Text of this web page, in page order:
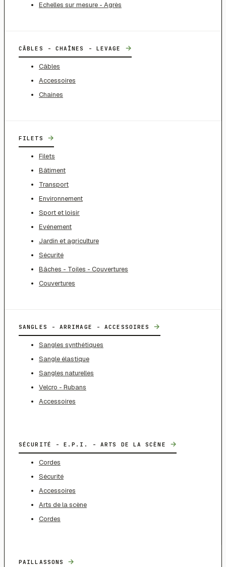
Echelles sur mesure - Agrès
CÂBLES - CHAÎNES - LEVAGE →
Câbles
Accessoires
Chaines
FILETS →
Filets
Bâtiment
Transport
Environnement
Sport et loisir
Evénement
Jardin et agriculture
Sécurité
Bâches - Toiles - Couvertures
Couvertures
SANGLES - ARRIMAGE - ACCESSOIRES →
Sangles synthétiques
Sangle élastique
Sangles naturelles
Velcro - Rubans
Accessoires
SÉCURITÉ - E.P.I. - ARTS DE LA SCÈNE →
Cordes
Sécurité
Accessoires
Arts de la scène
Cordes
PAILLASSONS →